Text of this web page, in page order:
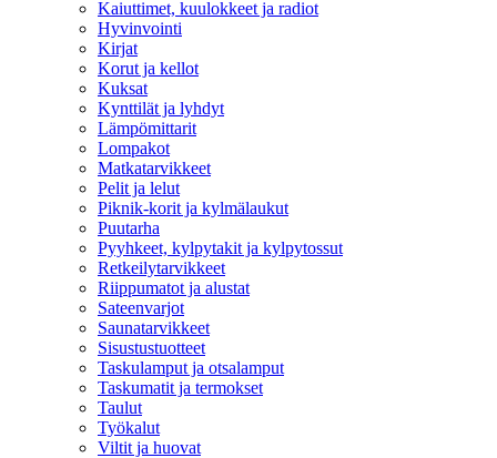
Kaiuttimet, kuulokkeet ja radiot
Hyvinvointi
Kirjat
Korut ja kellot
Kuksat
Kynttilät ja lyhdyt
Lämpömittarit
Lompakot
Matkatarvikkeet
Pelit ja lelut
Piknik-korit ja kylmälaukut
Puutarha
Pyyhkeet, kylpytakit ja kylpytossut
Retkeilytarvikkeet
Riippumatot ja alustat
Sateenvarjot
Saunatarvikkeet
Sisustustuotteet
Taskulamput ja otsalamput
Taskumatit ja termokset
Taulut
Työkalut
Viltit ja huovat